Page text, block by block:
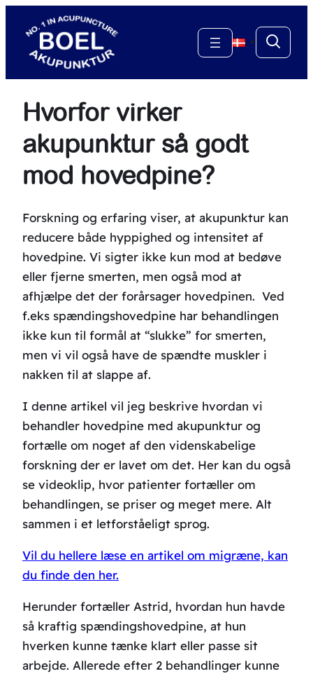
indhold
▼
Hvorfor virker
akupunktur så godt
mod hovedpine?
Forskning og erfaring viser, at akupunktur kan
reducere både hyppighed og intensitet af
hovedpine. Vi sigter ikke kun mod at bedøve
eller fjerne smerten, men også mod at
afhjælpe det der forårsager hovedpinen. Ved
f.eks spændingshovedpine har behandlingen
ikke kun til formål at “slukke” for smerten,
men vi vil også have de spændte muskler i
nakken til at slappe af.
I denne artikel vil jeg beskrive hvordan vi
behandler hovedpine med akupunktur og
fortælle om noget af den videnskabelige
forskning der er lavet om det. Her kan du også
se videoklip, hvor patienter fortæller om
behandlingen, se priser og meget mere. Alt
sammen i et letforståeligt sprog.
Vil du hellere læse en artikel om migræne, kan
du finde den her.
Herunder fortæller Astrid, hvordan hun havde
så kraftig spændingshovedpine, at hun
hverken kunne tænke klart eller passe sit
arbejde. Allerede efter 2 behandlinger kunne